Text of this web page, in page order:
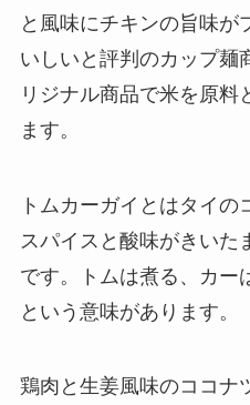
と風味にチキンの旨味が
いしいと評判のカップ麺
リジナル商品で米を原料
ます。
トムカーガイとはタイの
スパイスと酸味がきいた
です。トムは煮る、カー
という意味があります。
鶏肉と生姜風味のココナ